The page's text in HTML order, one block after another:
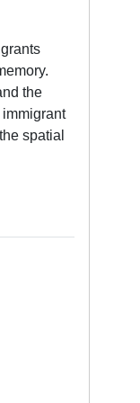
the
spatial